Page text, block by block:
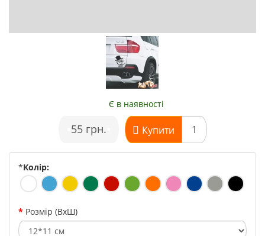
Є в наявності
55 грн. Купити
*Колір:
Розмір (ВхШ)